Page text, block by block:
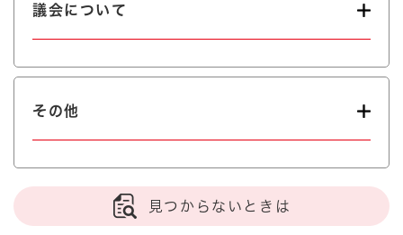
議会について
その他
見つからないときは